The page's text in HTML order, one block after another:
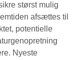
størst mulig
afsættes til
potentielle
Nyeste